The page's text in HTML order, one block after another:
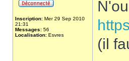
Inscription: Mer 29 Sep 2010
21:31
Messages: 56
Localisation: Esvres
(il